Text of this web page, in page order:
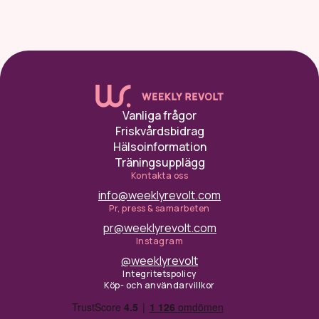
Vanliga frågor
Friskvårdsbidrag
Hälsoinformation
Träningsupplägg
Kontakta oss
info@weeklyrevolt.com
Pr, press & samarbeten
pr@weeklyrevolt.com
Instagram
@weeklyrevolt
Integritetspolicy
Köp- och användarvillkor